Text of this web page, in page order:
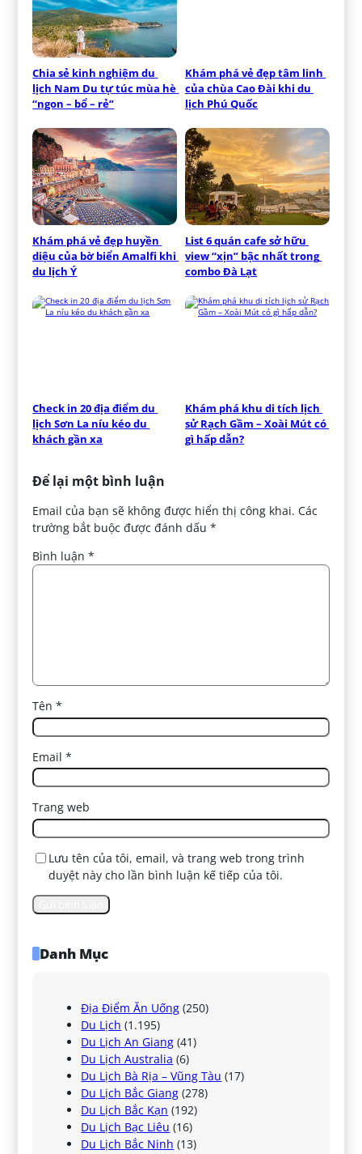
Chia sẻ kinh nghiệm du
lịch Nam Du tự túc mùa hè
“ngon – bổ – rẻ”
Khám phá vẻ đẹp tâm linh
của chùa Cao Đài khi du
lịch Phú Quốc
Khám phá vẻ đẹp huyền
diệu của bờ biển Amalfi khi
du lịch Ý
List 6 quán cafe sở hữu
view “xịn” bậc nhất trong
combo Đà Lạt
Check in 20 địa điểm du
lịch Sơn La níu kéo du
khách gần xa
Khám phá khu di tích lịch
sử Rạch Gầm – Xoài Mút có
gì hấp dẫn?
Để lại một bình luận
Email của bạn sẽ không được hiển thị công khai. Các
trường bắt buộc được đánh dấu*
Bình luận*
Tên*
Email*
Trang web
Lưu tên của tôi, email, và trang web trong trình
duyệt này cho lần bình luận kế tiếp của tôi.
Danh Mục
Địa Điểm Ăn Uống (250)
Du Lịch (1.195)
Du Lịch An Giang (41)
Du Lịch Australia (6)
Du Lịch Bà Rịa – Vũng Tàu (17)
Du Lịch Bắc Giang (278)
Du Lịch Bắc Kạn (192)
Du Lịch Bạc Liêu (16)
Du Lịch Bắc Ninh (13)